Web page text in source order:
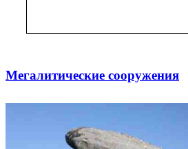
Мегалитические сооружения